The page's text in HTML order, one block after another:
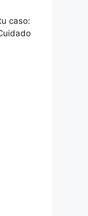
caso: